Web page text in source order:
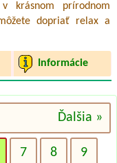
krásnom prírodnom
dopriať relax a
Informácie
Ďalšia »
7 8 9